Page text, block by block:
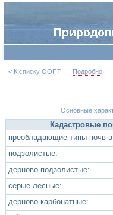
< К списку ООПТ | Подробно |
Основные
Кадастровые
преобладающие типы почв
подзолистые:
дерново-подзолистые:
серые лесные:
дерново-карбонатные: